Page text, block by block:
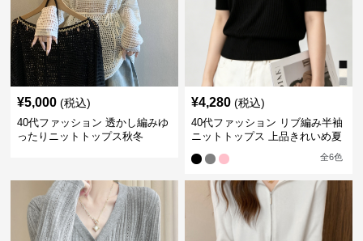
¥5,000 (税込)
40代ファッション 透かし編みゆ
ったりニットトップス秋冬
¥4,280 (税込)
40代ファッション リブ編み半袖
ニットトップス 上品きれいめ夏
全6色